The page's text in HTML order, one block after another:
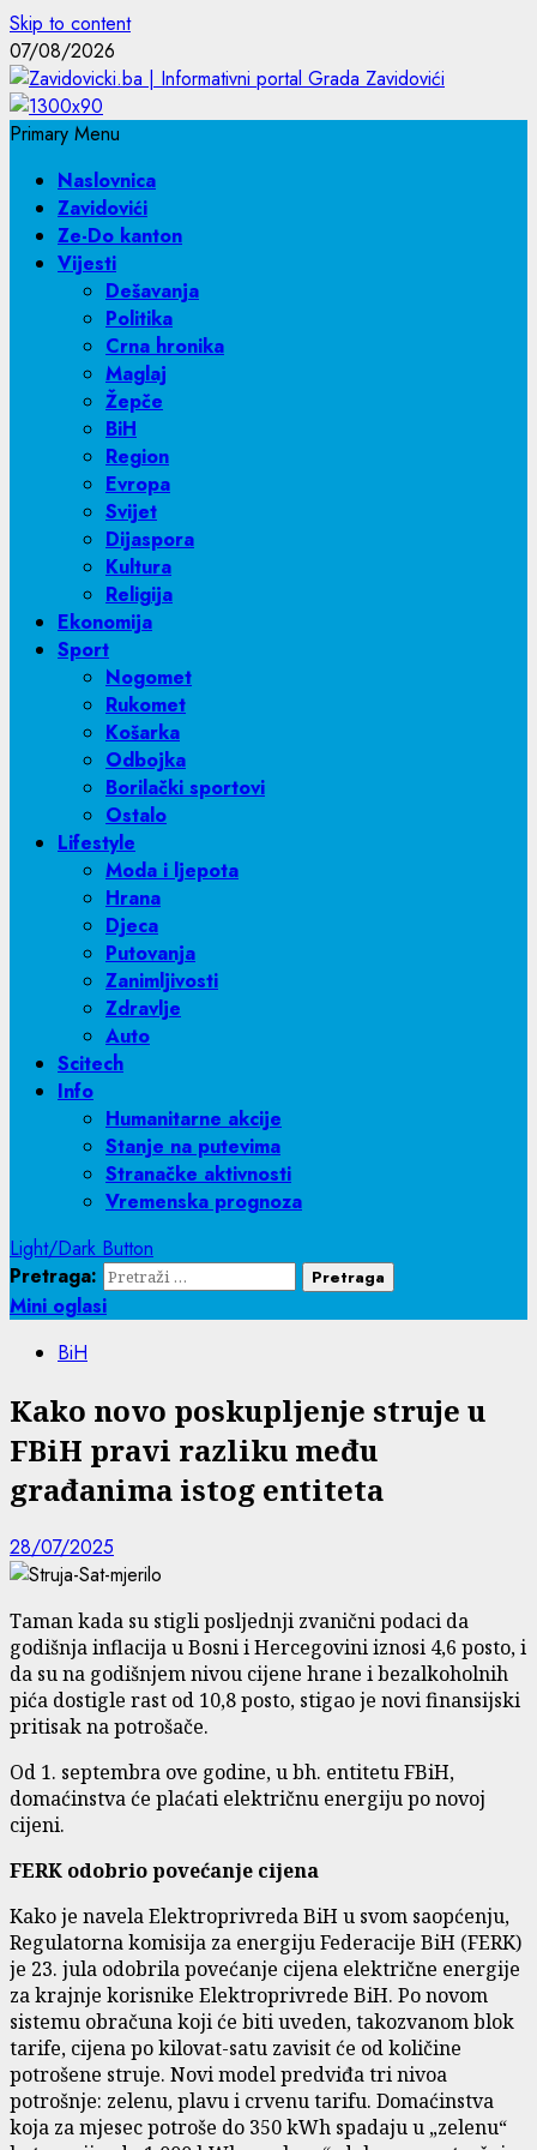
Skip to content
07/08/2026
Primary Menu
Naslovnica
Zavidovići
Ze-Do kanton
Vijesti
Dešavanja
Politika
Crna hronika
Maglaj
Žepče
BiH
Region
Evropa
Svijet
Dijaspora
Kultura
Religija
Ekonomija
Sport
Nogomet
Rukomet
Košarka
Odbojka
Borilački sportovi
Ostalo
Lifestyle
Moda i ljepota
Hrana
Djeca
Putovanja
Zanimljivosti
Zdravlje
Auto
Scitech
Info
Humanitarne akcije
Stanje na putevima
Stranačke aktivnosti
Vremenska prognoza
Light/Dark Button
Pretraga:
Mini oglasi
BiH
Kako novo poskupljenje struje u
FBiH pravi razliku među
građanima istog entiteta
28/07/2025
Taman kada su stigli posljednji zvanični podaci da
godišnja inflacija u Bosni i Hercegovini iznosi 4,6 posto, i
da su na godišnjem nivou cijene hrane i bezalkoholnih
pića dostigle rast od 10,8 posto, stigao je novi finansijski
pritisak na potrošače.
Od 1. septembra ove godine, u bh. entitetu FBiH,
domaćinstva će plaćati električnu energiju po novoj
cijeni.
FERK odobrio povećanje cijena
Kako je navela Elektroprivreda BiH u svom saopćenju,
Regulatorna komisija za energiju Federacije BiH (FERK)
je 23. jula odobrila povećanje cijena električne energije
za krajnje korisnike Elektroprivrede BiH. Po novom
sistemu obračuna koji će biti uveden, takozvanom blok
tarife, cijena po kilovat-satu zavisit će od količine
potrošene struje. Novi model predviđa tri nivoa
potrošnje: zelenu, plavu i crvenu tarifu. Domaćinstva
koja za mjesec potroše do 350 kWh spadaju u „zelenu“